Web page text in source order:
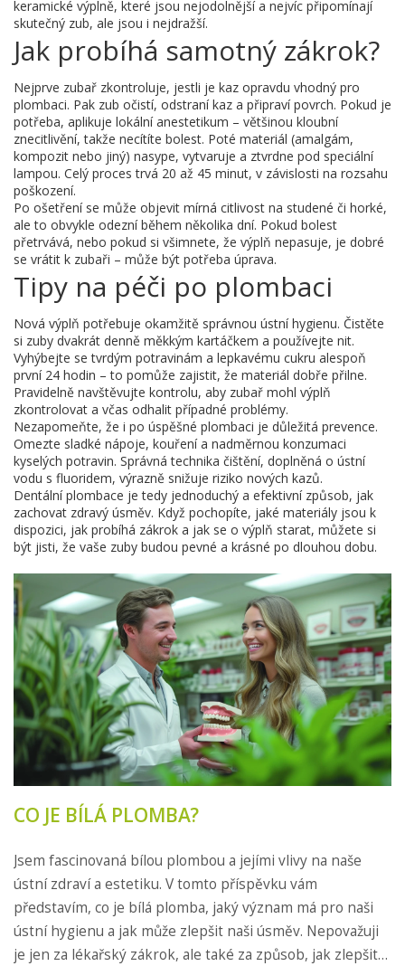
keramické výplně, které jsou nejodolnější a nejvíc připomínají
skutečný zub, ale jsou i nejdražší.
Jak probíhá samotný zákrok?
Nejprve zubař zkontroluje, jestli je kaz opravdu vhodný pro
plombaci. Pak zub očistí, odstraní kaz a připraví povrch. Pokud je
potřeba, aplikuje lokální anestetikum – většinou kloubní
znecitlivění, takže necítíte bolest. Poté materiál (amalgám,
kompozit nebo jiný) nasype, vytvaruje a ztvrdne pod speciální
lampou. Celý proces trvá 20 až 45 minut, v závislosti na rozsahu
poškození.
Po ošetření se může objevit mírná citlivost na studené či horké,
ale to obvykle odezní během několika dní. Pokud bolest
přetrvává, nebo pokud si všimnete, že výplň nepasuje, je dobré
se vrátit k zubaři – může být potřeba úprava.
Tipy na péči po plombaci
Nová výplň potřebuje okamžitě správnou ústní hygienu. Čistěte
si zuby dvakrát denně měkkým kartáčkem a používejte nit.
Vyhýbejte se tvrdým potravinám a lepkavému cukru alespoň
první 24 hodin – to pomůže zajistit, že materiál dobře přilne.
Pravidelně navštěvujte kontrolu, aby zubař mohl výplň
zkontrolovat a včas odhalit případné problémy.
Nezapomeňte, že i po úspěšné plombaci je důležitá prevence.
Omezte sladké nápoje, kouření a nadměrnou konzumaci
kyselých potravin. Správná technika čištění, doplněná o ústní
vodu s fluoridem, výrazně snižuje riziko nových kazů.
Dentální plombace je tedy jednoduchý a efektivní způsob, jak
zachovat zdravý úsměv. Když pochopíte, jaké materiály jsou k
dispozici, jak probíhá zákrok a jak se o výplň starat, můžete si
být jisti, že vaše zuby budou pevné a krásné po dlouhou dobu.
CO JE BÍLÁ PLOMBA?
Jsem fascinovaná bílou plombou a jejími vlivy na naše
ústní zdraví a estetiku. V tomto příspěvku vám
představím, co je bílá plomba, jaký význam má pro naši
ústní hygienu a jak může zlepšit naši úsměv. Nepovažuji
je jen za lékařský zákrok, ale také za způsob, jak zlepšit